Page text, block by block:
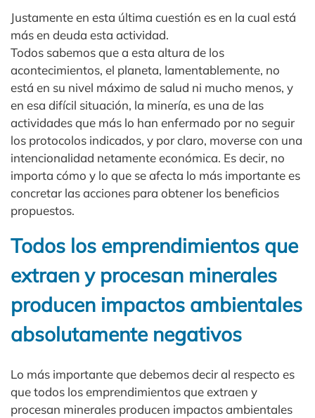
Justamente en esta última cuestión es en la cual está
más en deuda esta actividad.
Todos sabemos que a esta altura de los
acontecimientos, el planeta, lamentablemente, no
está en su nivel máximo de salud ni mucho menos, y
en esa difícil situación, la minería, es una de las
actividades que más lo han enfermado por no seguir
los protocolos indicados, y por claro, moverse con una
intencionalidad netamente económica. Es decir, no
importa cómo y lo que se afecta lo más importante es
concretar las acciones para obtener los beneficios
propuestos.
Todos los emprendimientos que
extraen y procesan minerales
producen impactos ambientales
absolutamente negativos
Lo más importante que debemos decir al respecto es
que todos los emprendimientos que extraen y
procesan minerales producen impactos ambientales